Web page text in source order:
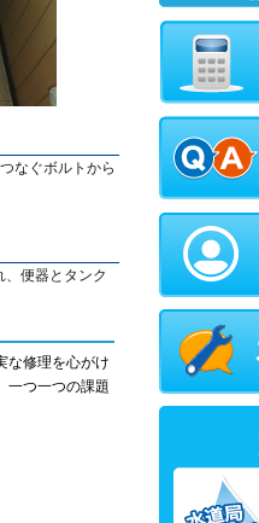
なぐボルトから
便器とタンク
な修理を心がけ
一つ一つの課題